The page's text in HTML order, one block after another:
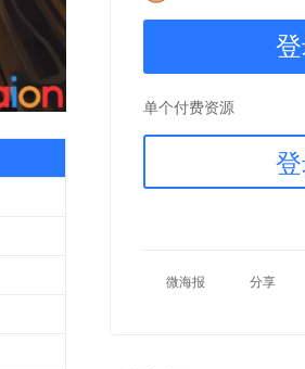
单个付费资源
微海报 分享